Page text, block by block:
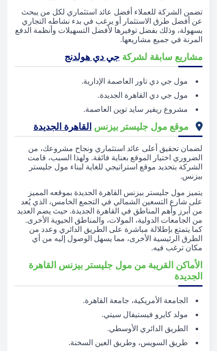
تضمن الشركة للعملاء أفضل عائد استثماري لكل من يبحث
عن أفضل طرق الاستثمار أو يرغب في بدء نشاطه التجاري
بسهولة، وذلك بفضل توفيرها لأفضل التسهيلات وأنظمة الدفع
المرنة في جميع مشاريعها.
مشاريع سابقة لشركة جي دي هولدنج
مول جي دي تاور العاصمة الإدارية.
مول جي دي القاهرة الجديدة.
مشروع ريفير سايد توين العاصمة.
موقع مول جليستر بيزنس القاهرة الجديدة
لضمان تحقيق أعلى عائد استثماري ونجاح مشروعك، من
الضروري اختيار الموقع بعناية فائقة. ولهذا السبب، قامت
الشركة بتحديد موقع استراتيجي للغاية لبناء مول جليستر
بيزنس.
يتميز مول جليستر بيزنس القاهرة الجديدة بموقعه المميز
على شارع التسعين الشمالي في التجمع الخامس، الذي يُعد
من أبرز وأهم المناطق في القاهرة الجديدة. حيث يضم العديد
من الجامعات الدولية، المولات، والمناطق الحيوية الأخرى.
كما يتمتع بإطلالة مباشرة على الطريق الدائري وعدد من
الطرق الرئيسية الأخرى، مما يسهل الوصول إليه من أي
مكان ترغب فيه.
الأماكن القريبة من مول جليستر بيزنس القاهرة
الجديدة
الجامعة الأمريكية، جامعة القاهرة.
مولد كايرو فيستيفال سيتي.
الطريق الدائري الأوسطي.
طريق السويس، وطريق العين السخنة.